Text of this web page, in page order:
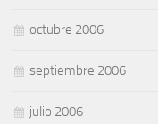
octubre 2006
septiembre 2006
julio 2006